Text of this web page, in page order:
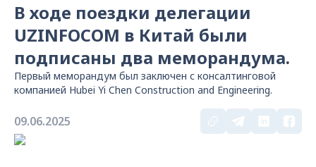
В ходе поездки делегации
UZINFOCOM в Китай были
подписаны два меморандума.
Первый меморандум был заключен с консалтинговой
компанией Hubei Yi Chen Construction and Engineering.
09.06.2025